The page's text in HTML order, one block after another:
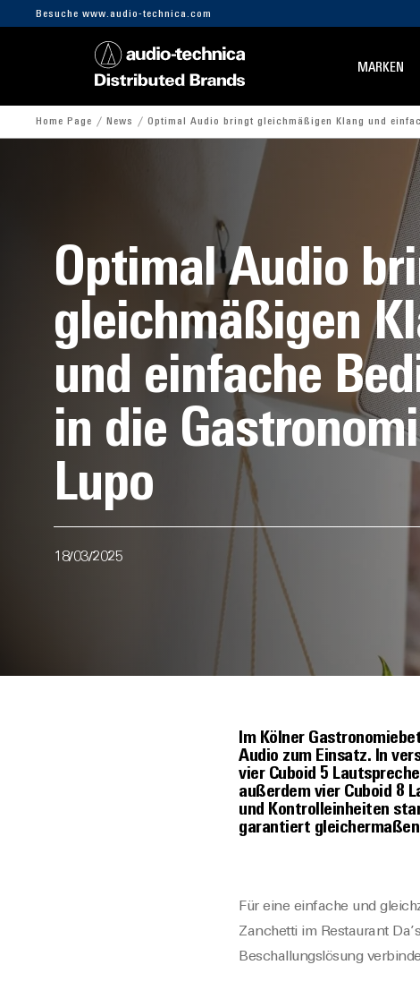
Besuche www.audio-technica.com
MARKEN
Home Page News Optimal Audio bringt gleichmäßigen Klang und
Optimal Audio
gleichmäßigen
und einfache
in die
Lupo
18/03/2025
Im Kölner
Audio zum Einsatz. In
vier Cuboid 5
außerdem vier Cuboid 8
und Kontrolleinheiten
garantiert
Für eine einfache und
Zanchetti im Restaurant
Beschallungslösung